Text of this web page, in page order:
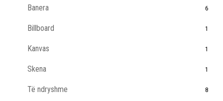
Banera 6
Billboard 1
Kanvas 1
Skena 1
Të ndryshme 8